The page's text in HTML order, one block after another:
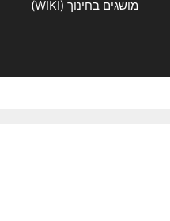
מושגים בחינוך (WIKI)